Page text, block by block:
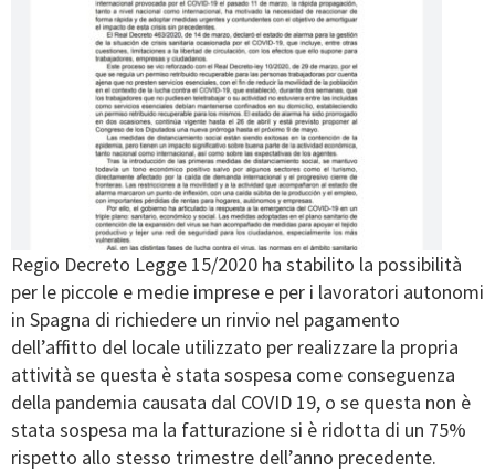
Regio Decreto Legge 15/2020 ha stabilito la possibilità
per le piccole e medie imprese e per i lavoratori autonomi
in Spagna di richiedere un rinvio nel pagamento
dell’affitto del locale utilizzato per realizzare la propria
attività se questa è stata sospesa come conseguenza
della pandemia causata dal COVID 19, o se questa non è
stata sospesa ma la fatturazione si è ridotta di un 75%
rispetto allo stesso trimestre dell’anno precedente.